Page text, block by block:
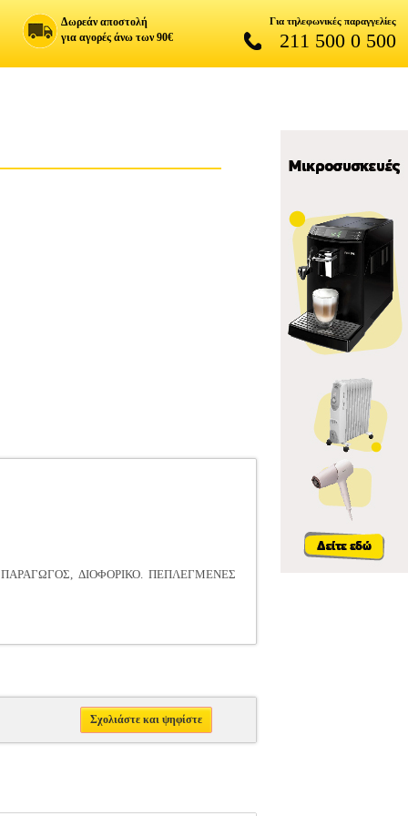
Δωρεάν αποστολή
για αγορές άνω των 90€
Για τηλεφωνικές παραγγελίες
211 500 0 500
ΠΑΡΑΓΩΓΟΣ, ΔΙΟΦΟΡΙΚΟ. ΠΕΠΛΕΓΜΕΝΕΣ
Σχολιάστε και ψηφίστε